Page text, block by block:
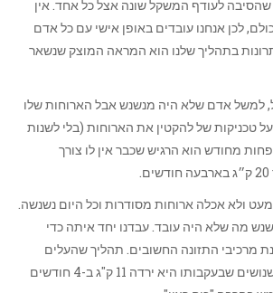
שהסיבה לעודף המשקל שונה אצל כל אחד. אין
לכן אנחנו עובדים באופן אישי עם כל אדם
בתהליך שלנו הוא המראה המוצק שנשאר
למשל אדם שלא היה מנשנש אבל הארוחות שלו
על טכניקות של להקטין את הארוחות (בלי לשנות
מחודש הוא הרגיש שכבר אין לו צורך
ולא אכלה ארוחות מסודרות וכל היום נשנשה.
מה שלא היה עובד. עבדנו יחד איתה כדי
מרכיבי התזונה החשובים. תהליך שהעלים
לגמרי את החשקים לנישנושים שבעקבותו היא ירדה 11 ק"ג ב-4 חודשים